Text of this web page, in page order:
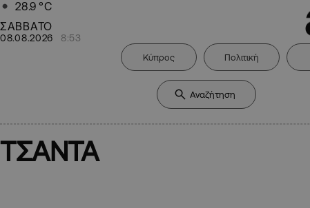
28.9 °C
ΣΑΒΒΑΤΟ
08.08.2026 8:53
Κύπρος Πολιτική
ΤΣΑΝΤΑ